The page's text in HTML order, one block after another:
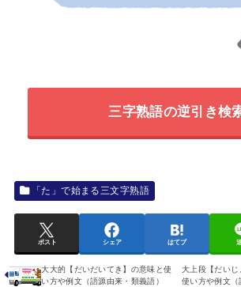
三字熟語の逆引き検
「た」で始まる三文字熟語
ポスト シェア はてブ
大大的【だいだいてき】の意味と使
い方や例文（語源由来・類義語）
大上段【だいじ
使い方や例文（